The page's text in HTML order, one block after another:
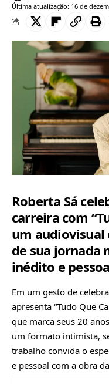
Última atualização: 16 de
Roberta Sá
carreira com
um audiovisual
de sua jornada
inédito e
Em um gesto de
apresenta “Tudo Que
que marca seus 20
um formato intimista,
trabalho convida o
e pessoal com a obra